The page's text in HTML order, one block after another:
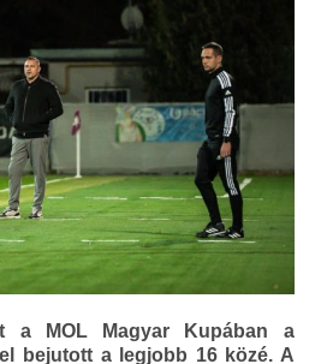
a MOL Magyar Kupában a
bejutott a legjobb 16 közé. A